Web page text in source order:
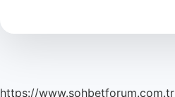
https://www.sohbetforum.com.tr